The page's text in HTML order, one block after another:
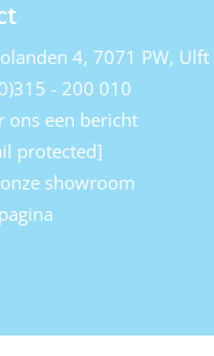
4, 7071 PW, Ulft
- 200 010
ons een bericht
protected]
showroom